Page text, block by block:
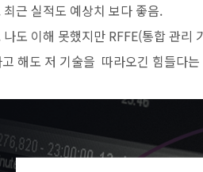
최근 실적도 예상치 보다 좋음.
나도 이해 못했지만 RFFE(통합 관리
해도 저 기술을 따라오긴 힘들다